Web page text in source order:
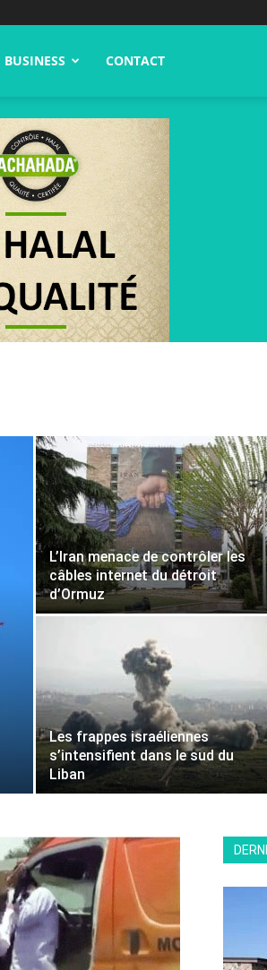
BUSINESS CONTACT
L’Iran menace de contrôler les
câbles internet du détroit
d’Ormuz
Les frappes israéliennes
s’intensifient dans le sud du
Liban